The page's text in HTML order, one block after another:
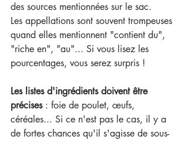
des sources mentionnées sur le sac.
Les appellations sont souvent trompeuses
quand elles mentionnent "contient du",
"riche en", "au"... Si vous lisez les
pourcentages, vous serez surpris !
Les listes d'ingrédients doivent être
précises : foie de poulet, œufs,
céréales... Si ce n'est pas le cas, il y a
de fortes chances qu'il s'agisse de sous-